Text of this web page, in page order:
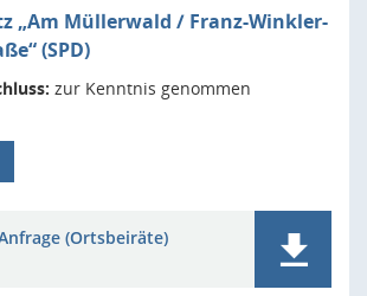
„Am Müllerwald / Franz-Winkler-
(SPD)
zur Kenntnis genommen
(Ortsbeiräte)